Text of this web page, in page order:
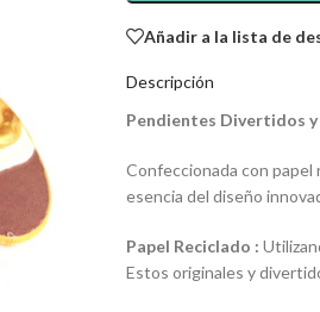
Añadir a la lista de
Descripción
Pendientes Divertidos y
Confeccionada con papel
esencia del diseño
Papel Reciclado :
Estos originales y